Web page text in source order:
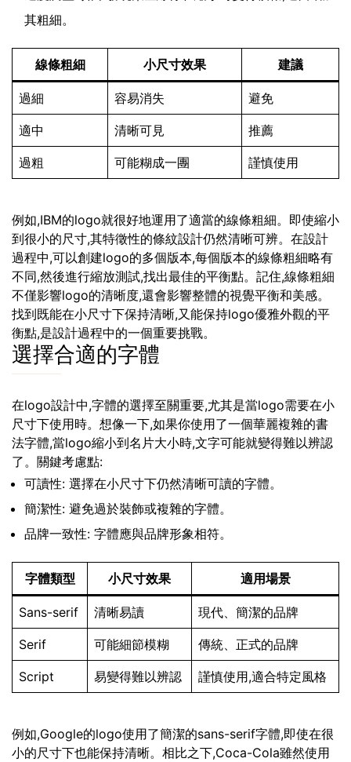
其粗細。
線條粗細 小尺寸效果 建議
過細 容易消失 避免
適中 清晰可見 推薦
過粗 可能糊成一團 謹慎使用
例如,IBM的logo就很好地運用了適當的線條粗細。即使縮小
到很小的尺寸,其特徵性的條紋設計仍然清晰可辨。在設計
過程中,可以創建logo的多個版本,每個版本的線條粗細略有
不同,然後進行縮放測試,找出最佳的平衡點。記住,線條粗細
不僅影響logo的清晰度,還會影響整體的視覺平衡和美感。
找到既能在小尺寸下保持清晰,又能保持logo優雅外觀的平
衡點,是設計過程中的一個重要挑戰。
選擇合適的字體
在logo設計中,字體的選擇至關重要,尤其是當logo需要在小
尺寸下使用時。想像一下,如果你使用了一個華麗複雜的書
法字體,當logo縮小到名片大小時,文字可能就變得難以辨認
了。關鍵考慮點:
可讀性: 選擇在小尺寸下仍然清晰可讀的字體。
簡潔性: 避免過於裝飾或複雜的字體。
品牌一致性: 字體應與品牌形象相符。
字體類型 小尺寸效果 適用場景
Sans-serif 清晰易讀 現代、簡潔的品牌
Serif 可能細節模糊 傳統、正式的品牌
Script 易變得難以辨認 謹慎使用,適合特定風格
例如,Google的logo使用了簡潔的sans-serif字體,即使在很
小的尺寸下也能保持清晰。相比之下,Coca-Cola雖然使用